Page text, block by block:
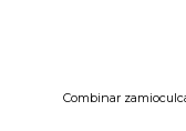
Combinar